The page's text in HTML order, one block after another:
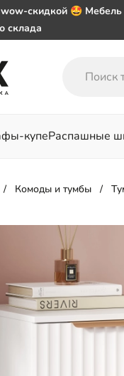
скидкой 🤩 Мебель
склада
₽
переехал на
купеРаспашные
Для спальни
Комоды и тумбы